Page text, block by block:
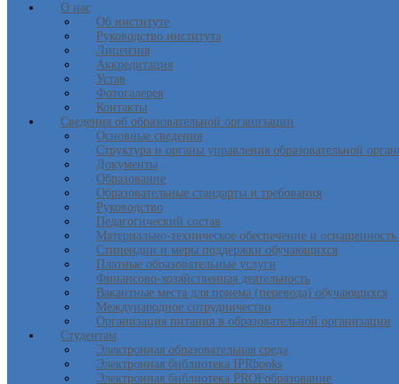
О нас
Об институте
Руководство института
Лицензия
Аккредитация
Устав
Фотогалерея
Контакты
Сведения об образовательной организации
Основные сведения
Структура и органы управления образовательной
Документы
Образование
Образовательные стандарты и требования
Руководство
Педагогический состав
Материально-техническое обеспечение и
Стипендии и меры поддержки обучающихся
Платные образовательные услуги
Финансово-хозяйственная деятельность
Вакантные места для приема (перевода) обучающихся
Международное сотрудничество
Организация питания в образовательной организации
Студентам
Электронная образовательная среда
Электронная библиотека IPRbooks
Электронная библиотека PROFобразование